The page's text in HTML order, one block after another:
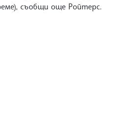
съобщи още Ройтерс.